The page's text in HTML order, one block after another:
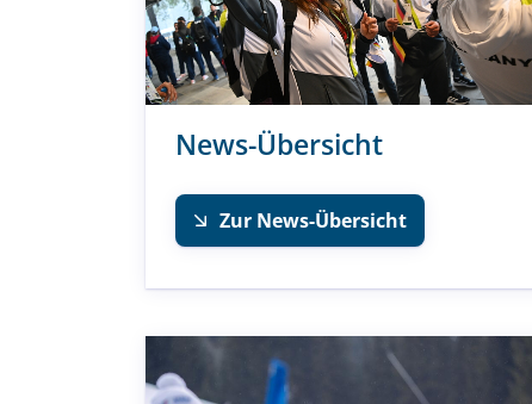
News-Übersicht
Zur News-Übersicht